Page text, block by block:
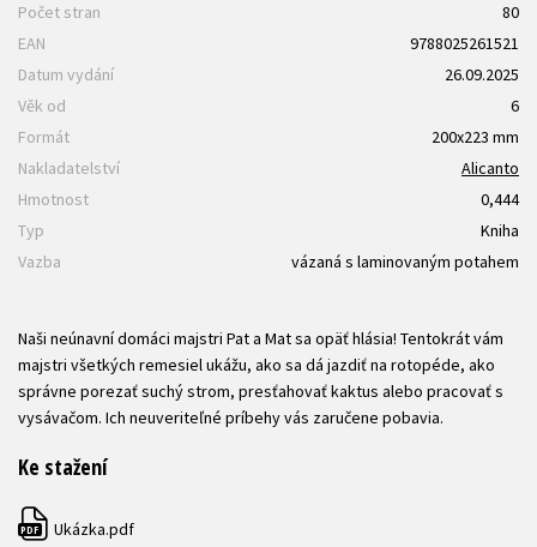
Počet stran
80
EAN
9788025261521
Datum vydání
26.09.2025
Věk od
6
Formát
200x223 mm
Nakladatelství
Alicanto
Hmotnost
0,444
Typ
Kniha
Vazba
vázaná s laminovaným potahem
Naši neúnavní domáci majstri Pat a Mat sa opäť hlásia! Tentokrát vám
majstri všetkých remesiel ukážu, ako sa dá jazdiť na rotopéde, ako
správne porezať suchý strom, presťahovať kaktus alebo pracovať s
vysávačom. Ich neuveriteľné príbehy vás zaručene pobavia.
Ke stažení
PDF Ukázka.pdf